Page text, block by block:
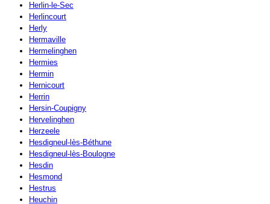
Herlin-le-Sec
Herlincourt
Herly
Hermaville
Hermelinghen
Hermies
Hermin
Hernicourt
Herrin
Hersin-Coupigny
Hervelinghen
Herzeele
Hesdigneul-lès-Béthune
Hesdigneul-lès-Boulogne
Hesdin
Hesmond
Hestrus
Heuchin